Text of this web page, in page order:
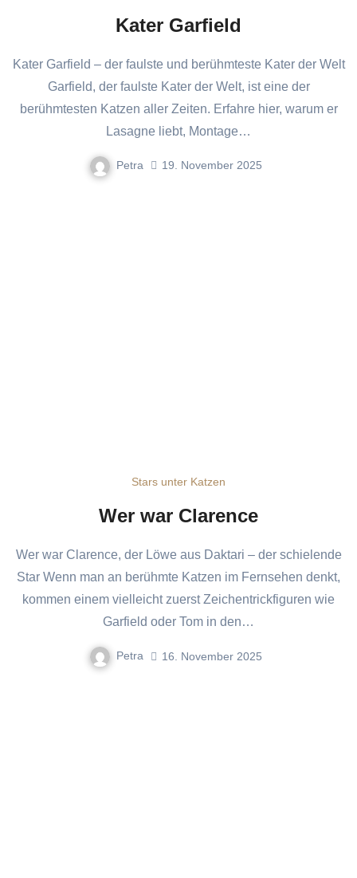
Kater Garfield
Kater Garfield – der faulste und berühmteste Kater der Welt
Garfield, der faulste Kater der Welt, ist eine der
berühmtesten Katzen aller Zeiten. Erfahre hier, warum er
Lasagne liebt, Montage…
Petra 19. November 2025
Stars unter Katzen
Wer war Clarence
Wer war Clarence, der Löwe aus Daktari – der schielende
Star Wenn man an berühmte Katzen im Fernsehen denkt,
kommen einem vielleicht zuerst Zeichentrickfiguren wie
Garfield oder Tom in den…
Petra 16. November 2025